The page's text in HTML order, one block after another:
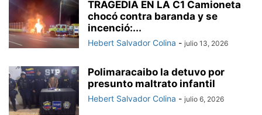
TRAGEDIA EN LA C1 Camioneta
chocó contra baranda y se
incenció:...
Hebert Salvador Colina - julio 13, 2026
Polimaracaibo la detuvo por
presunto maltrato infantil
Hebert Salvador Colina - julio 6, 2026